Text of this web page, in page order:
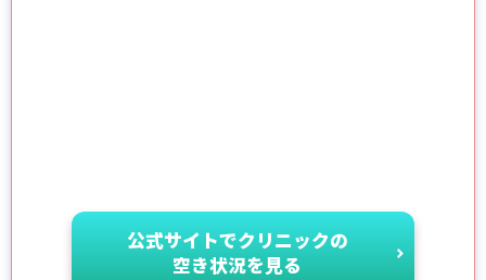
公式サイトでクリニックの
空き状況を見る